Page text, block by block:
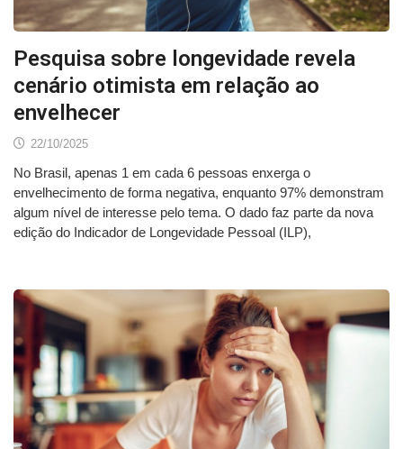
Pesquisa sobre longevidade revela
cenário otimista em relação ao
envelhecer
22/10/2025
No Brasil, apenas 1 em cada 6 pessoas enxerga o
envelhecimento de forma negativa, enquanto 97% demonstram
algum nível de interesse pelo tema. O dado faz parte da nova
edição do Indicador de Longevidade Pessoal (ILP),